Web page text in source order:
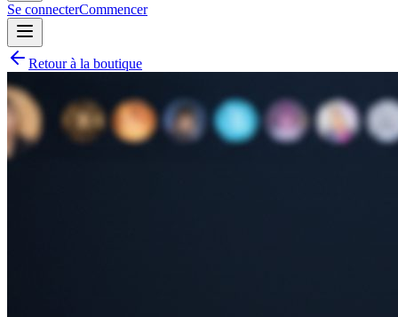
Se connecterCommencer
Retour à la boutique